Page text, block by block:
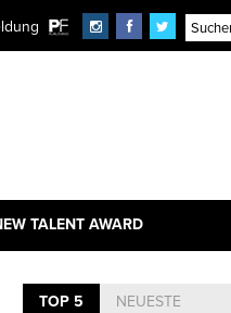
TALENT AWARD
TOP 5 NEUESTE